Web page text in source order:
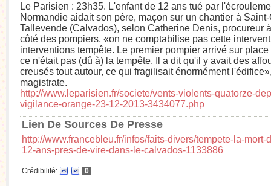
Le Parisien : 23h35. L'enfant de 12 ans tué par
Normandie aidait son père, maçon sur un chantier à
Tallevende (Calvados), selon Catherine Denis, procureur
côté des pompiers, «on ne comptabilise pas cette
interventions tempête. Le premier pompier arrivé sur
ce n'était pas (dû à) la tempête. Il a dit qu'il y avait des
creusés tout autour, ce qui fragilisait énormément
magistrate.
http://www.leparisien.fr/societe/vents-violents-quatorze-
vigilance-orange-23-12-2013-3434077.php
Lien De Sources De Presse
http://www.francebleu.fr/infos/faits-divers/tempete-la-mort-
12-ans-pres-de-vire-dans-le-calvados-1133886
Crédibilité: 0